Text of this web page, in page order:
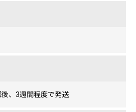
、3週間程度で発送